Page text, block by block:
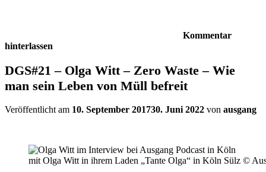
Kommentar
hinterlassen
DGS#21 – Olga Witt – Zero Waste – Wie
man sein Leben von Müll befreit
Veröffentlicht am 10. September 201730. Juni 2022 von ausgang
mit Olga Witt in ihrem Laden „Tante Olga“ in Köln Sülz ©